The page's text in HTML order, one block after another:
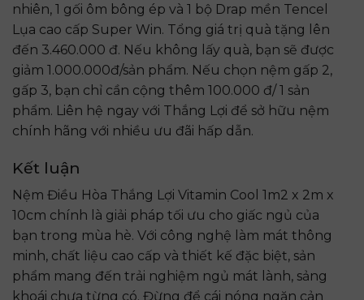
nhiên, 1 gối ôm bông ép và 1 bộ Drap mền Tencel
Lụa cao cấp Super Win. Tổng giá trị quà tặng lên
đến 3.460.000 đ. Nếu không lấy quà, bạn sẽ được
giảm 1.000.000đ/sản phẩm. Nếu chọn nệm gấp 2,
gấp 3, bạn chỉ cần cộng thêm 100.000 đ/ 1 sản
phẩm. Liên hệ ngay với Thắng Lợi để sở hữu nệm
chính hãng với nhiều ưu đãi hấp dẫn.
Kết luận
Nệm Điều Hòa Thắng Lợi Vitamin Cool 1m2 x 2m x
10cm chính là giải pháp tối ưu cho giấc ngủ của
bạn trong mùa hè. Với công nghệ làm mát thông
minh, chất liệu cao cấp và thiết kế đặc biệt, sản
phẩm mang đến trải nghiệm ngủ mát lành, sảng
khoái chưa từng có. Đừng để cái nóng ngăn cản